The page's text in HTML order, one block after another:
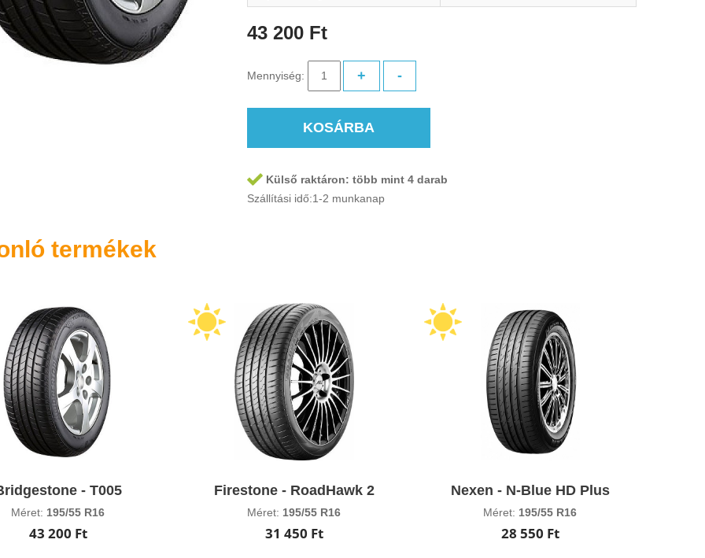
43 200 Ft
Mennyiség: + -
KOSÁRBA
Külső raktáron: több mint 4 darab
Szállítási idő:1-2 munkanap
termékek
- T005
Méret: 195/55 R16
43 200 Ft
Firestone - RoadHawk 2
Méret: 195/55 R16
31 450 Ft
Nexen - N-Blue HD Plus
Méret: 195/55 R16
28 550 Ft